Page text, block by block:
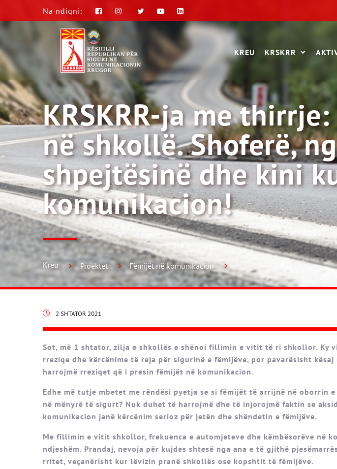
Na ndiqni:
KREU KRSKRR
KRSKRR-ja me
në shkollë. Shoferë,
shpejtësinë dhe kini
komunikacion!
Kreu Proektet Fëmijët në komunikacion
2 SHTATOR 2021
Sot, më 1 shtator, zilja e shkollës e shënoi fillimin e vitit të ri shkollor. Ky
rreziqe dhe kërcënime të reja për sigurinë e fëmijëve, por pavarësisht kësaj
harrojmë rreziqet që i presin fëmijët në komunikacion.
Edhe më tutje mbetet me rëndësi pyetja se si fëmijët të arrijnë në oborrin
në mënyrë të sigurt? Nuk duhet të harrojmë dhe të injorojmë faktin se
komunikacion janë kërcënim serioz për jetën dhe shëndetin e fëmijëve.
Me fillimin e vitit shkollor, frekuenca e automjeteve dhe këmbësorëve në
ndjeshëm. Prandaj, nevoja për kujdes shtesë nga ana e të gjithë
rritet, veçanërisht kur lëvizin pranë shkollës ose kopshtit të fëmijëve.